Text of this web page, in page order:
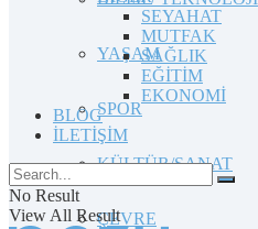
YAŞAM
SPOR
KÜLTÜR/SANAT
ÇEVRE
SEYAHAT
MUTFAK
SAĞLIK
EĞİTİM
EKONOMİ
BLOG
İLETİŞİM
No Result
View All Result